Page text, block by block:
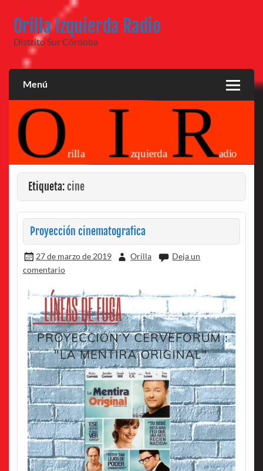
contenido
Orilla Izquierda Radio
Distrito Sur Córdoba
Menú
Etiqueta:cine
Proyección cinematografica
27 de marzo de 2019 Orilla
Deja un
comentario